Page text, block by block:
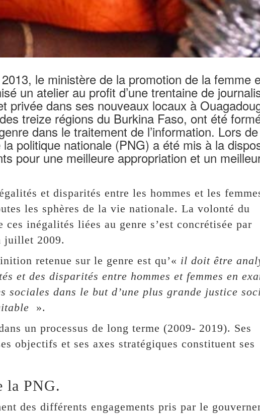
le ministère de la promotion de la femme
un atelier au profit d’une trentaine de
privée dans ses nouveaux locaux à
treize régions du Burkina Faso, ont été
dans le traitement de l’information. Lors
politique nationale (PNG) a été mis à la
pour une meilleure appropriation et un
et disparités entre les hommes et les
les sphères de la vie nationale. La volonté du
ces inégalités liées au genre s’est concrétisée par
juillet 2009.
retenue sur le genre est qu’« il doit être
et des disparités entre hommes et femmes en
sociales dans le but d’une plus grande justice
».
un processus de long terme (2009- 2019). Ses
objectifs et ses axes stratégiques constituent ses
la PNG.
des différents engagements pris par le